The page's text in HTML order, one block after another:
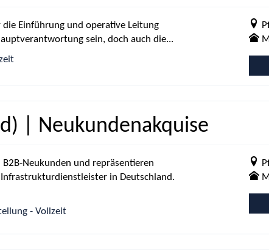
Einführung und operative Leitung
sein, doch auch die...
| Neukundenakquise
Neukunden und repräsentieren
in Deutschland.
- Vollzeit